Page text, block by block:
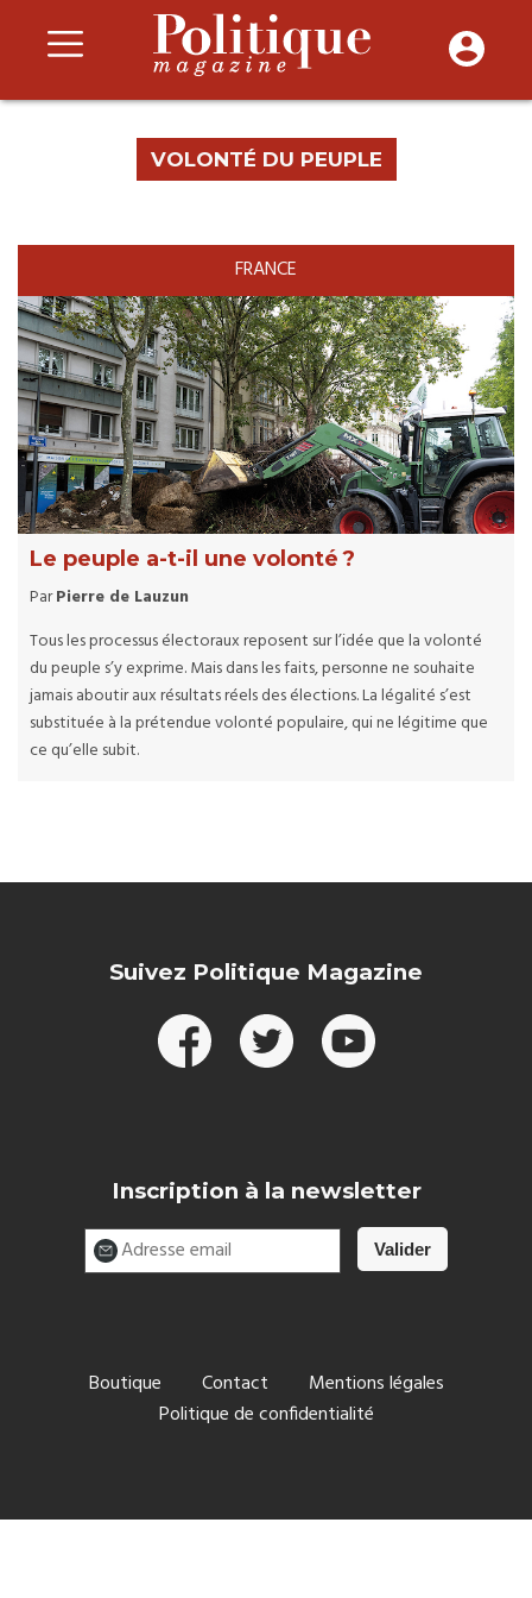
VOLONTÉ DU PEUPLE
FRANCE
Le peuple a-t-il une volonté ?
ParPierre de Lauzun
Tous les processus électoraux reposent sur l’idée que la volonté
du peuple s’y exprime. Mais dans les faits, personne ne souhaite
jamais aboutir aux résultats réels des élections. La légalité s’est
substituée à la prétendue volonté populaire, qui ne légitime que
ce qu’elle subit.
Suivez Politique Magazine
Inscription à la newsletter
Boutique Contact
Mentions légales
Politique de confidentialité